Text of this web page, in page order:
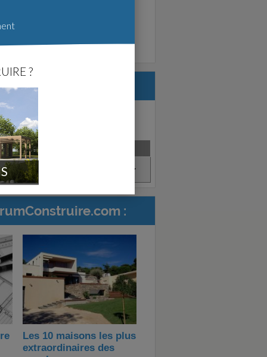
Créé en
Déc. 2016
:
Les 10 maisons les plus
extraordinaires des
?